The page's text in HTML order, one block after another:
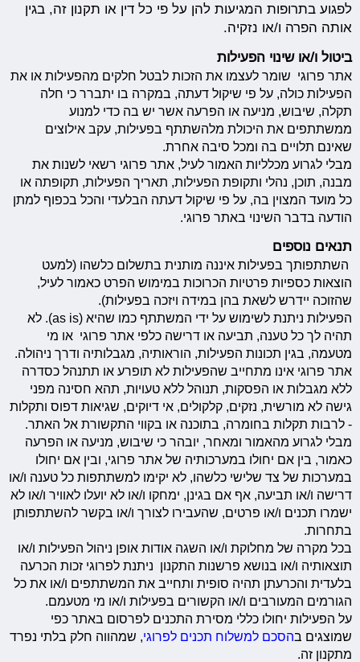
לפגוע בתרופות המגיעות להן על פי כל דין או תקנון זה, בגין
אותה הפרה ו/או נזקיה.
ביטול ו/או שינוי הפעילות
אתר פרוגי שומר לעצמו את הזכות לבטל חלקים מהפעילות או את
הפעילות כולה, על פי שיקול דעתה, במקרה בו יתברר כי חלה
תקלה, שיבוש, מניעה או הפרעה אשר יש בה כדי למנוע
ממשתתפים את היכולת מלהשתתף בפעילות, עקב אילוצים
שאינם תלויים בה ומכל סיבה אחרת.
מבלי לגרוע מכלליות האמור לעיל, אתר פרוגי רשאי לשנות את
מבנה, תוכן, נהלי ותקופת הפעילות, תאריך הפעילות, תקופתה או
כל מועד המצוין בה, על פי שיקול דעתה הבלעדי והכל בכפוף למתן
הודעה בדבר השינוי באתר פרוגי.
תנאים נוספים
השתתפותך בפעילות איננה מותנית בתשלום כלשהו (למעט
הוצאות כספיות פרטיות הכרוכות במימוש הפרט כאמור לעיל,
שהזוכה יידרש לשאת בהן במידה ויזכה בפעילות).
הפעילות ניתנת לשימוש על ידי המשתתף כמו שהיא (as is). לא
תהיה לך כל טענה, תביעה או דרישה כלפי אתר פרוגי או מי
מטעמה, בגין תכונות הפעילות, הוראותיה, מגבלותיה ודרך ניהולה.
אתר פרוגי אינו מתחייב שהפעילות לא תופרע או תתנהל כסדרה
ללא מגבלות או הפסקות, תנוהל ללא טעויות, תהא חסינה מפני
גישה לא מורשית, נזקים, קלקולים, אי דיוקים, שגיאות דפוס ותקלות
- לרבות תקלות בחומרה, בתוכנה או בקווי התקשורת אל האתר.
מבלי לגרוע מהאמור ומאחר, יובהר כי שיבוש, מניעה או הפרעה
כאמור, בין אם יחולו במערכותיה של אתר פרוגי, ובין אם יחולו
במערכות של צד שלישי כלשהו, לא יקימו למשתתפות כל טענה ו/או
דרישה ו/או תביעה, אף אם בגינן, ימחקו ו/או לא יועלו לאוויר ו/או לא
ישמרו תכנים ו/או פרטים, שהעבירו לצורך ו/או בקשר להשתתפותן
בתחרות.
בכל מקרה של מחלוקת ו/או השגה אודות אופן ניהול הפעילות ו/או
תוצאותיה ו/או בנושא פרשנות התקנון ניתנת לפרוגי זכות הכרעה
בלעדית והכרעתן תהיה סופית ותחייב את המשתתפים ו/או את כל
הגורמים המעורבים ו/או הקשורים בפעילות ו/או מי מטעמם.
על הפעילות יחולו כללי מסירת התכנים לפרסום באתר כפי
שמוצגים בהסכם למשלוח תכנים לפרוגי , שמהווה חלק בלתי נפרד
מתקנון זה.